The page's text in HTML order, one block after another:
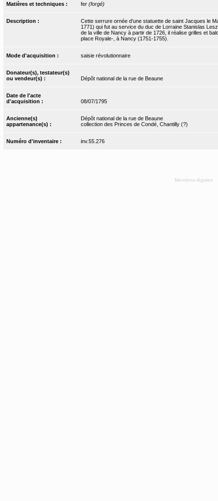
Matières et techniques : fer (forgé)
Description :
Cette serrure ornée d’une statuette de saint Jacques le
1771) qui fut au service du duc de Lorraine Stanislas
de la ville de Nancy à partir de 1726, il réalise grilles et
place Royale-, à Nancy (1751-1755).
Mode d'acquisition : saisie révolutionnaire
Donateur(s), testateur(s)
ou vendeur(s) :
Dépôt national de la rue de Beaune
Date de l'acte
d'acquisition :
08/07/1795
Ancienne(s)
appartenance(s) :
Dépôt national de la rue de Beaune
collection des Princes de Condé, Chantilly (?)
Numéro d'inventaire : inv.55.276
Mentions légales